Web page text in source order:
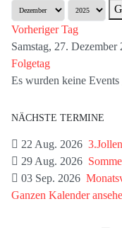
Vorheriger Tag
Samstag, 27. Dezember
Folgetag
Es wurden keine Events
NÄCHSTE TERMINE
22 Aug. 2026
29 Aug. 2026
03 Sep. 2026
Ganzen Kalender